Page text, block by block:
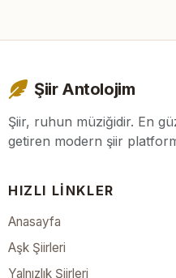
Şiir Antolojim
Şiir, ruhun müziğidir. En
getiren modern şiir
HIZLI LINKLER
Anasayfa
Aşk Şiirleri
Yalnızlık Şiirleri